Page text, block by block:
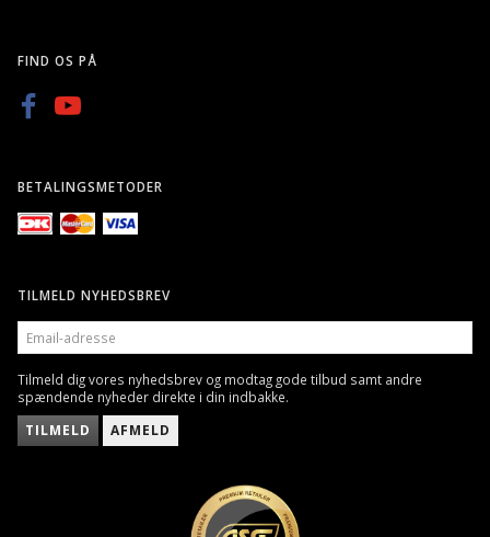
FIND OS PÅ
BETALINGSMETODER
TILMELD NYHEDSBREV
EMAIL-
ADRESSE
Tilmeld dig vores nyhedsbrev og modtag gode tilbud samt andre
spændende nyheder direkte i din indbakke.
TILMELD AFMELD